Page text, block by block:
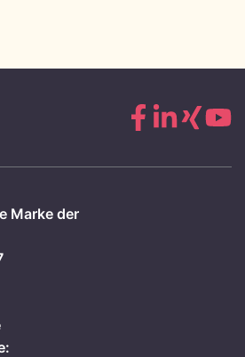
Marke der